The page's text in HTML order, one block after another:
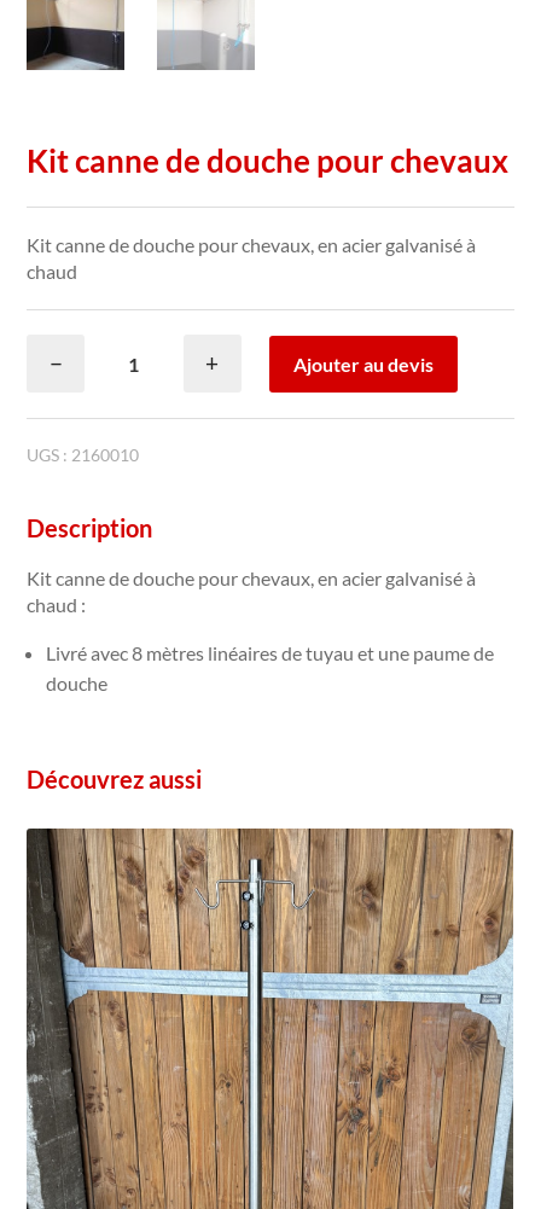
Kit canne de douche pour chevaux
Kit canne de douche pour chevaux, en acier galvanisé à
chaud
−
canne
de
chevaux
+ Ajouter au devis
UGS : 2160010
Description
Kit canne de douche pour chevaux, en acier galvanisé à
chaud :
Livré avec 8 mètres linéaires de tuyau et une paume de
douche
Découvrez aussi